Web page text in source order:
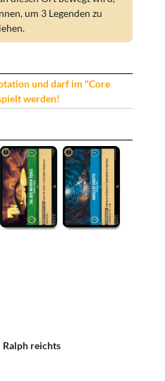
um 3 Legenden zu
und darf im "Core
werden!
Ralph reichts